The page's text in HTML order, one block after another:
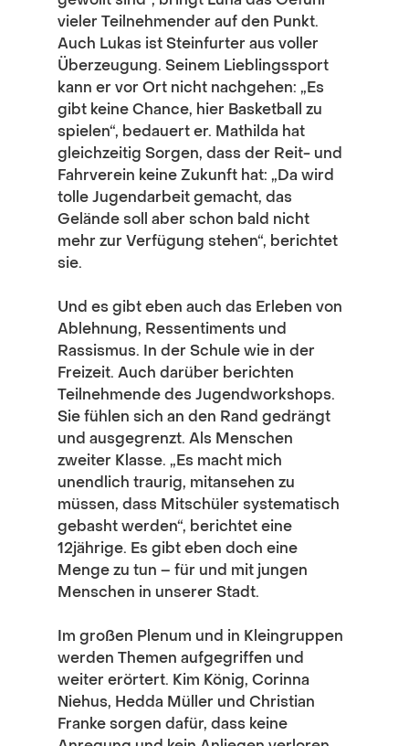
vieler Teilnehmender auf den Punkt.
Auch Lukas ist Steinfurter aus voller
Überzeugung. Seinem Lieblingssport
kann er vor Ort nicht nachgehen: „Es
gibt keine Chance, hier Basketball zu
spielen“, bedauert er. Mathilda hat
gleichzeitig Sorgen, dass der Reit- und
Fahrverein keine Zukunft hat: „Da wird
tolle Jugendarbeit gemacht, das
Gelände soll aber schon bald nicht
mehr zur Verfügung stehen“, berichtet
sie.
Und es gibt eben auch das Erleben von
Ablehnung, Ressentiments und
Rassismus. In der Schule wie in der
Freizeit. Auch darüber berichten
Teilnehmende des Jugendworkshops.
Sie fühlen sich an den Rand gedrängt
und ausgegrenzt. Als Menschen
zweiter Klasse. „Es macht mich
unendlich traurig, mitansehen zu
müssen, dass Mitschüler systematisch
gebasht werden“, berichtet eine
12jährige. Es gibt eben doch eine
Menge zu tun – für und mit jungen
Menschen in unserer Stadt.
Im großen Plenum und in Kleingruppen
werden Themen aufgegriffen und
weiter erörtert. Kim König, Corinna
Niehus, Hedda Müller und Christian
Franke sorgen dafür, dass keine